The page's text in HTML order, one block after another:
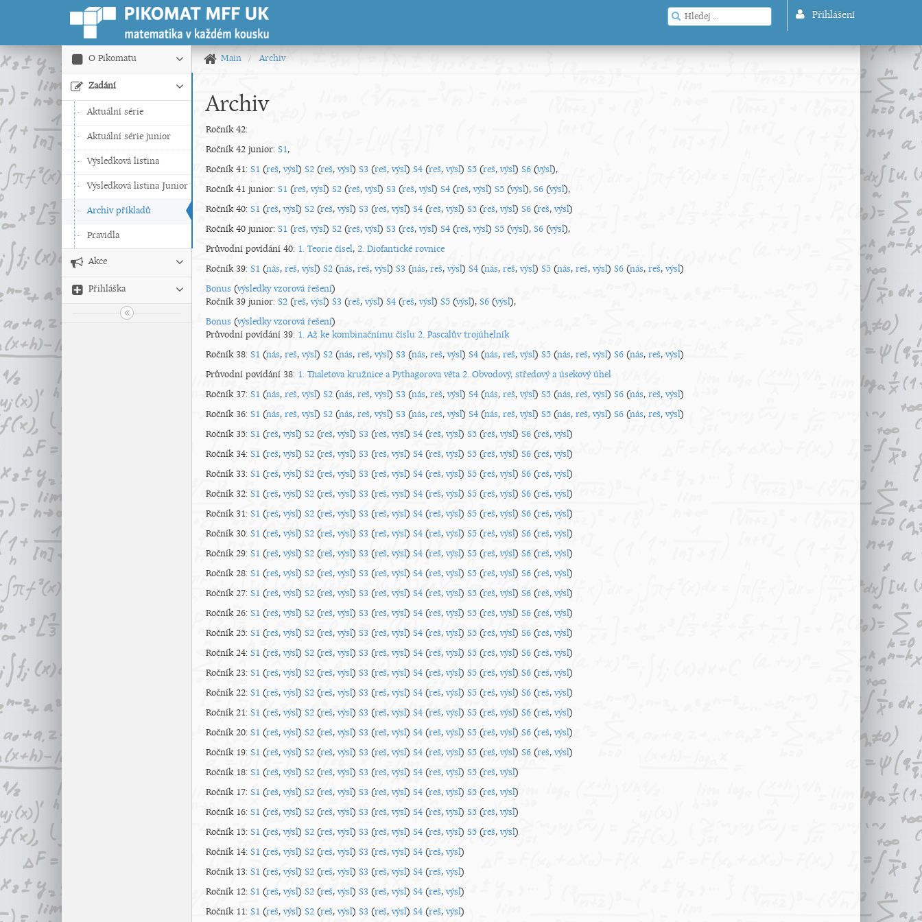
Přihlášení
O Pikomatu
Zadání
Aktuální série
Aktuální série junior
Výsledková listina
Výsledková listina Junior
Archiv příkladů
Pravidla
Akce
Přihláška
Main Archiv
Archiv
Ročník 42:
Ročník 42 junior: S1,
Ročník 41: S1 (reš,výsl) S2 (reš,výsl) S3 (reš,výsl) S4 (reš,výsl) S5 (reš,výsl) S6 (výsl),
Ročník 41 junior: S1 (reš,výsl) S2 (reš,výsl) S3 (reš,výsl) S4 (reš,výsl) S5 (výsl), S6 (výsl),
Ročník 40: S1 (reš,výsl) S2 (reš,výsl) S3 (reš,výsl) S4 (reš,výsl) S5 (reš,výsl) S6 (reš,výsl)
Ročník 40 junior: S1 (reš,výsl) S2 (reš,výsl) S3 (reš,výsl) S4 (reš,výsl) S5 (výsl), S6 (výsl),
Průvodní povídání 40: 1. Teorie čísel, 2. Diofantické rovnice
Ročník 39: S1 (nás, reš,výsl) S2 (nás, reš,výsl) S3 (nás, reš,výsl) S4 (nás, reš,výsl) S5 (nás, reš,výsl) S6 (nás, reš,výsl)
Bonus (výsledky vzorová řešení)
Ročník 39 junior: S2 (reš,výsl) S3 (reš,výsl) S4 (reš,výsl) S5 (výsl), S6 (výsl),
Bonus (výsledky vzorová řešení)
Průvodní povídání 39: 1. Až ke kombinačnímu číslu 2. Pascalův trojúhelník
Ročník 38: S1 (nás, reš,výsl) S2 (nás, reš,výsl) S3 (nás, reš,výsl) S4 (nás, reš,výsl) S5 (nás, reš,výsl) S6 (nás, reš,výsl)
Průvodní povídání 38: 1. Thaletova kružnice a Pythagorova věta 2. Obvodový, středový a úsekový úhel
Ročník 37: S1 (nás, reš,výsl) S2 (nás, reš,výsl) S3 (nás, reš,výsl) S4 (nás, reš,výsl) S5 (nás, reš,výsl) S6 (nás, reš,výsl)
Ročník 36: S1 (nás, reš,výsl) S2 (nás, reš,výsl) S3 (nás, reš,výsl) S4 (nás, reš,výsl) S5 (nás, reš,výsl) S6 (nás, reš,výsl)
Ročník 35: S1 (reš,výsl) S2 (reš,výsl) S3 (reš,výsl) S4 (reš,výsl) S5 (reš,výsl) S6 (reš,výsl)
Ročník 34: S1 (reš,výsl) S2 (reš,výsl) S3 (reš,výsl) S4 (reš,výsl) S5 (reš,výsl) S6 (reš,výsl)
Ročník 33: S1 (reš,výsl) S2 (reš,výsl) S3 (reš,výsl) S4 (reš,výsl) S5 (reš,výsl) S6 (reš,výsl)
Ročník 32: S1 (reš,výsl) S2 (reš,výsl) S3 (reš,výsl) S4 (reš,výsl) S5 (reš,výsl) S6 (reš,výsl)
Ročník 31: S1 (reš,výsl) S2 (reš,výsl) S3 (reš,výsl) S4 (reš,výsl) S5 (reš,výsl) S6 (reš,výsl)
Ročník 30: S1 (reš,výsl) S2 (reš,výsl) S3 (reš,výsl) S4 (reš,výsl) S5 (reš,výsl) S6 (reš,výsl)
Ročník 29: S1 (reš,výsl) S2 (reš,výsl) S3 (reš,výsl) S4 (reš,výsl) S5 (reš,výsl) S6 (reš,výsl)
Ročník 28: S1 (reš,výsl) S2 (reš,výsl) S3 (reš,výsl) S4 (reš,výsl) S5 (reš,výsl) S6 (reš,výsl)
Ročník 27: S1 (reš,výsl) S2 (reš,výsl) S3 (reš,výsl) S4 (reš,výsl) S5 (reš,výsl) S6 (reš,výsl)
Ročník 26: S1 (reš,výsl) S2 (reš,výsl) S3 (reš,výsl) S4 (reš,výsl) S5 (reš,výsl) S6 (reš,výsl)
Ročník 25: S1 (reš,výsl) S2 (reš,výsl) S3 (reš,výsl) S4 (reš,výsl) S5 (reš,výsl) S6 (reš,výsl)
Ročník 24: S1 (reš,výsl) S2 (reš,výsl) S3 (reš,výsl) S4 (reš,výsl) S5 (reš,výsl) S6 (reš,výsl)
Ročník 23: S1 (reš,výsl) S2 (reš,výsl) S3 (reš,výsl) S4 (reš,výsl) S5 (reš,výsl) S6 (reš,výsl)
Ročník 22: S1 (reš,výsl) S2 (reš,výsl) S3 (reš,výsl) S4 (reš,výsl) S5 (reš,výsl) S6 (reš,výsl)
Ročník 21: S1 (reš,výsl) S2 (reš,výsl) S3 (reš,výsl) S4 (reš,výsl) S5 (reš,výsl) S6 (reš,výsl)
Ročník 20: S1 (reš,výsl) S2 (reš,výsl) S3 (reš,výsl) S4 (reš,výsl) S5 (reš,výsl) S6 (reš,výsl)
Ročník 19: S1 (reš,výsl) S2 (reš,výsl) S3 (reš,výsl) S4 (reš,výsl) S5 (reš,výsl) S6 (reš,výsl)
Ročník 18: S1 (reš,výsl) S2 (reš,výsl) S3 (reš,výsl) S4 (reš,výsl) S5 (reš,výsl)
Ročník 17: S1 (reš,výsl) S2 (reš,výsl) S3 (reš,výsl) S4 (reš,výsl) S5 (reš,výsl)
Ročník 16: S1 (reš,výsl) S2 (reš,výsl) S3 (reš,výsl) S4 (reš,výsl) S5 (reš,výsl)
Ročník 15: S1 (reš,výsl) S2 (reš,výsl) S3 (reš,výsl) S4 (reš,výsl) S5 (reš,výsl)
Ročník 14: S1 (reš,výsl) S2 (reš,výsl) S3 (reš,výsl) S4 (reš,výsl)
Ročník 13: S1 (reš,výsl) S2 (reš,výsl) S3 (reš,výsl) S4 (reš,výsl)
Ročník 12: S1 (reš,výsl) S2 (reš,výsl) S3 (reš,výsl) S4 (reš,výsl)
Ročník 11: S1 (reš,výsl) S2 (reš,výsl) S3 (reš,výsl) S4 (reš,výsl)